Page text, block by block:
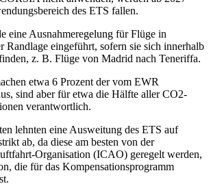
des ETS fallen.
eine Ausnahmeregelung für Flüge in
Randlage eingeführt, sofern sie sich innerhalb
z. B. Flüge von Madrid nach Teneriffa.
etwa 6 Prozent der vom EWR
sind aber für etwa die Hälfte aller CO2-
verantwortlich.
lehnten eine Ausweitung des ETS auf
ab, da diese am besten von der
Organisation (ICAO) geregelt werden,
die für das Kompensationsprogramm